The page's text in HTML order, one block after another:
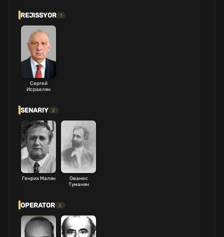
REJISSYOR 1
Сергей
Исраелян
SENARIY 2
Генрих Малян
Ованес
Туманян
OPERATOR 2